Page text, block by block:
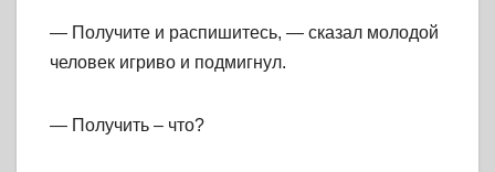
— Получите и распишитесь, — сказал молодой
человек игриво и подмигнул.
— Получить – что?